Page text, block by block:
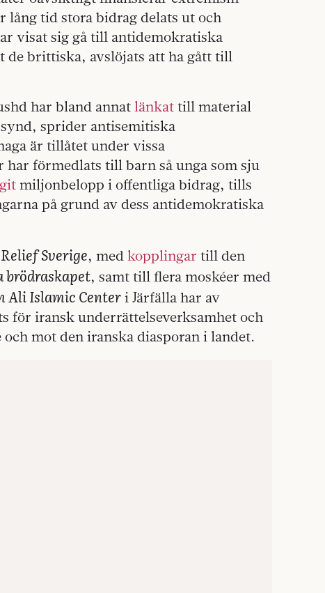
lång tid stora bidrag delats ut och
visat sig gå till antidemokratiska
de brittiska, avslöjats att ha gått till
har bland annat länkat till material
sprider antisemitiska
är tillåtet under vissa
har förmedlats till barn så unga som sju
miljonbelopp i offentliga bidrag, tills
på grund av dess antidemokratiska
Sverige, med kopplingar till den
brödraskapet, samt till flera moskéer med
Ali Islamic Center i Järfälla har av
för iransk underrättelseverksamhet och
mot den iranska diasporan i landet.